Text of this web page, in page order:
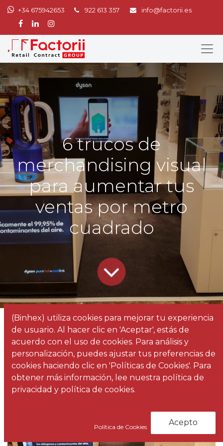
+34 675942653 922 613 357 info@factorii.es
6 trucos de
merchandising visual
para aumentar tus
ventas por metro
cuadrado
Todos
los
blogs
Noticias
6 trucos de merchandising visual para aumentar tus ventas por metro cuadrado
(Binhex) utiliza cookies para mejorar tu experiencia
de usuario. Al hacer clic en 'Aceptar', estás de
acuerdo con el uso de cookies. Para análisis y
personalización, puedes ajustar tus preferencias de
cookies haciendo clic en 'Políticas de Cookies'. Para
obtener más información, lee nuestra política de
privacidad y política de cookies.
Política de Cookies Acepto